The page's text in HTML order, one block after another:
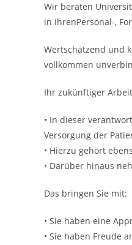
Wir beraten
in ihrenPersonal-,
Wertschätzend und
vollkommen
Ihr zukünftiger
• In dieser
Versorgung der
• Hierzu gehört
• Darüber hinaus
Das bringen Sie mit:
• Sie haben eine
• Sie haben Freude